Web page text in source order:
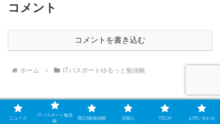
コメント
コメントを書き込む
ホーム ITパスポートゆるっと勉強帳
ニュース
ITパスポート勉強
帳
簿記3級勉強帳 芸能人 TECH お問い合わせ